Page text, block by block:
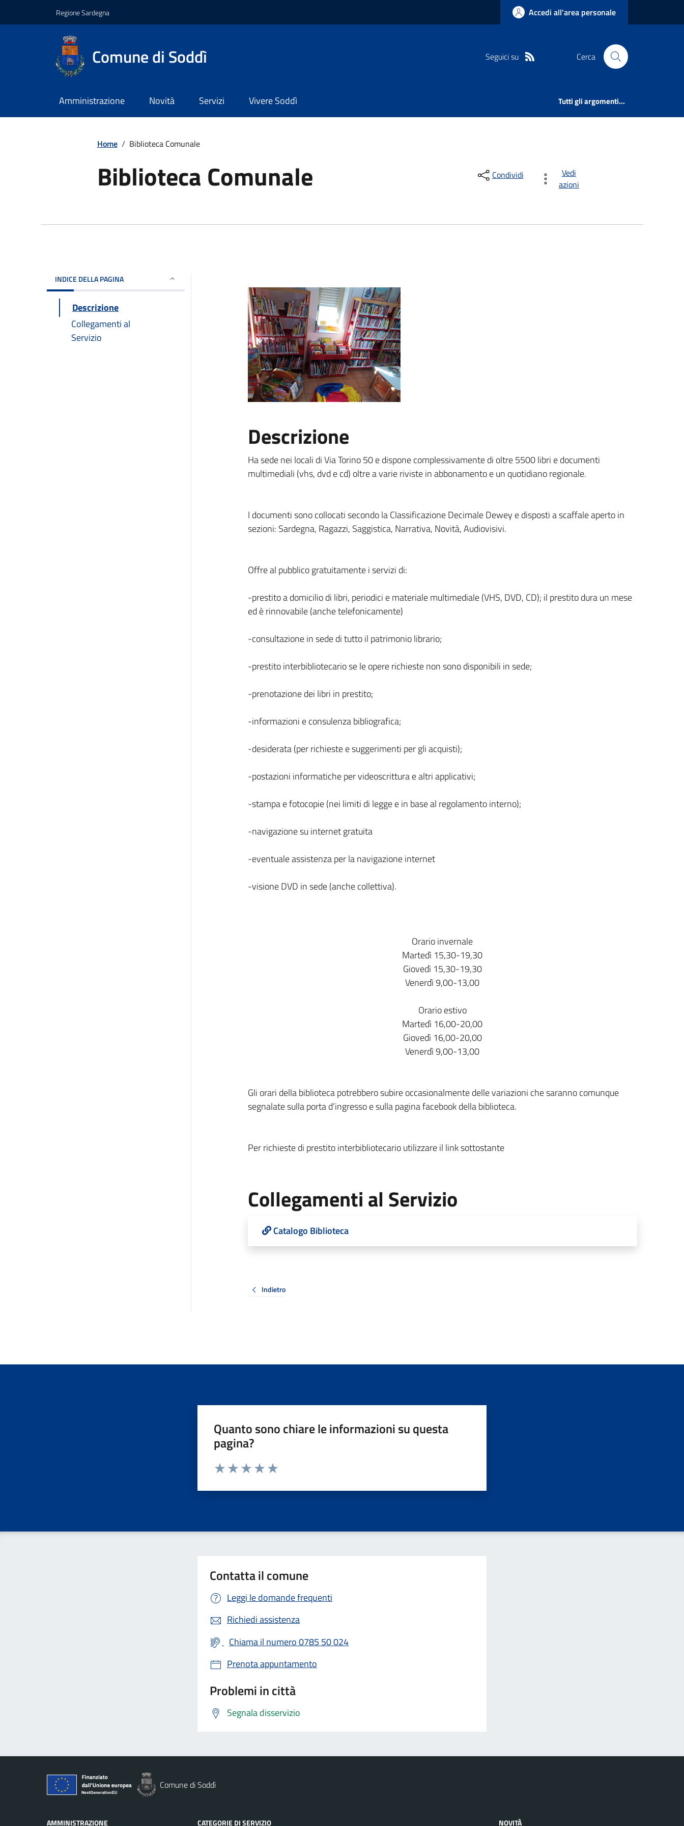
Regione Sardegna Accedi all'area personale
Comune di Soddì Seguici su Cerca
Amministrazione Novità Servizi Vivere Soddì Tutti gli argomenti...
Home / Biblioteca Comunale
Biblioteca Comunale Condividi
Vedi
azioni
INDICE DELLA PAGINA
Descrizione
Collegamenti al
Servizio
Descrizione
Ha sede nei locali di Via Torino 50 e dispone complessivamente di oltre 5500 libri e documenti
multimediali (vhs, dvd e cd) oltre a varie riviste in abbonamento e un quotidiano regionale.
I documenti sono collocati secondo la Classificazione Decimale Dewey e disposti a scaffale aperto in
sezioni: Sardegna, Ragazzi, Saggistica, Narrativa, Novità, Audiovisivi.
Offre al pubblico gratuitamente i servizi di:
-prestito a domicilio di libri, periodici e materiale multimediale (VHS, DVD, CD); il prestito dura un mese
ed è rinnovabile (anche telefonicamente)
-consultazione in sede di tutto il patrimonio librario;
-prestito interbibliotecario se le opere richieste non sono disponibili in sede;
-prenotazione dei libri in prestito;
-informazioni e consulenza bibliografica;
-desiderata (per richieste e suggerimenti per gli acquisti);
-postazioni informatiche per videoscrittura e altri applicativi;
-stampa e fotocopie (nei limiti di legge e in base al regolamento interno);
-navigazione su internet gratuita
-eventuale assistenza per la navigazione internet
-visione DVD in sede (anche collettiva).
Orario invernale
Martedì 15,30-19,30
Giovedì 15,30-19,30
Venerdì 9,00-13,00
Orario estivo
Martedì 16,00-20,00
Giovedì 16,00-20,00
Venerdì 9,00-13,00
Gli orari della biblioteca potrebbero subire occasionalmente delle variazioni che saranno comunque
segnalate sulla porta d’ingresso e sulla pagina facebook della biblioteca.
Per richieste di prestito interbibliotecario utilizzare il link sottostante
Collegamenti al Servizio
Catalogo Biblioteca
Indietro
Quanto sono chiare le informazioni su questa
pagina?
Valuta da 1 a 5 stelle la pagina
Contatta il comune
Leggi le domande frequenti
Richiedi assistenza
Chiama il numero 0785 50 024
Prenota appuntamento
Problemi in città
Segnala disservizio
Comune di Soddì
AMMINISTRAZIONE CATEGORIE DI SERVIZIO NOVITÀ